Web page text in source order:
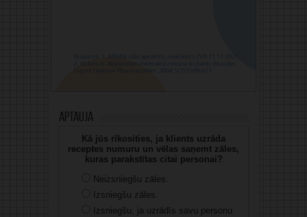
Aptauja
Kā jūs rīkosities, ja klients uzrāda
receptes numuru un vēlas saņemt zāles,
kuras parakstītas citai personai?
Neizsniegšu zāles.
Izsniegšu zāles.
Izsniegšu, ja uzrādīs savu personu